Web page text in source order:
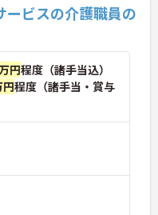
ビスの介護職員の
円程度（諸手当込）
程度（諸手当・賞与